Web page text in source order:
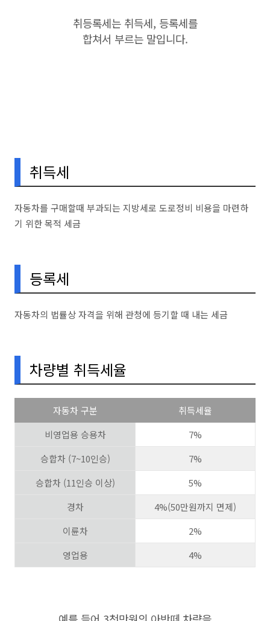
취등록세는 취득세, 등록세를
합쳐서 부르는 말입니다.
취득세
자동차를 구매할때 부과되는 지방세로 도로정비 비용을 마련하
기 위한 목적 세금
등록세
자동차의 법률상 자격을 위해 관청에 등기할 때 내는 세금
차량별 취득세율
자동차 구분
취득세율
비영업용 승용차
7%
승합차 (7~10인승)
7%
승합차 (11인승 이상)
5%
경차
4%(50만원까지 면제)
이륜차
2%
영업용
4%